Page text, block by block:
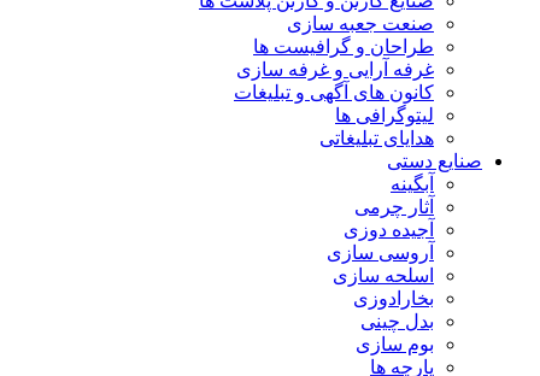
صنعت جعبه سازی
طراحان و گرافیست ها
غرفه آرایی و غرفه سازی
کانون های آگهی و تبلیغات
لیتوگرافی ها
هدایای تبلیغاتی
صنایع دستی
آبگینه
آثار چرمی
آجیده دوزی
آروسی سازی
اسلحه سازی
بخارادوزی
بدل چینی
بوم سازی
پارچه ها